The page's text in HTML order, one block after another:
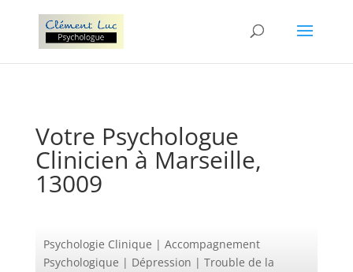
Votre Psychologue
Clinicien à Marseille,
13009
Psychologie Clinique | Accompagnement
Psychologique | Dépression | Trouble de la